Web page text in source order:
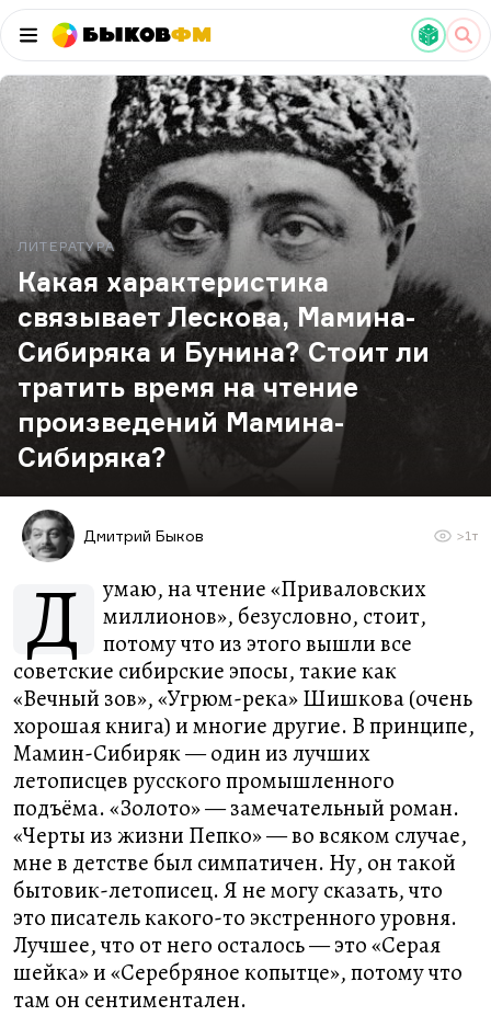
БыковФМ
ЛИТЕРАТУРА
Какая характеристика
связывает Лескова, Мамина-
Сибиряка и Бунина? Стоит ли
тратить время на чтение
произведений Мамина-
Сибиряка?
Дмитрий Быков >1т
Д
умаю, на чтение «Приваловских
миллионов», безусловно, стоит,
потому что из этого вышли все
советские сибирские эпосы, такие как
«Вечный зов», «Угрюм-река» Шишкова (очень
хорошая книга) и многие другие. В принципе,
Мамин-Сибиряк — один из лучших
летописцев русского промышленного
подъёма. «Золото» — замечательный роман.
«Черты из жизни Пепко» — во всяком случае,
мне в детстве был симпатичен. Ну, он такой
бытовик-летописец. Я не могу сказать, что
это писатель какого-то экстренного уровня.
Лучшее, что от него осталось — это «Серая
шейка» и «Серебряное копытце», потому что
там он сентиментален.